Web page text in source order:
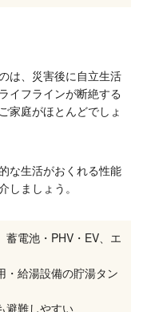
は、災害後に自立生活
イフラインが断絶する
家庭がほとんどでしょ
な生活がおくれる性能
しましょう。
蓄電池・PHV・EV、エ
・給湯設備の貯湯タン
避難しやすい